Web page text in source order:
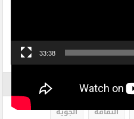
33:38
الثقافة
الجوية